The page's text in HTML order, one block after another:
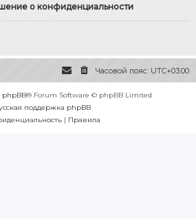
о конфиденциальности
Часовой пояс: UTC+03:00
phpBB® Forum Software © phpBB Limited
поддержка phpBB
| Правила